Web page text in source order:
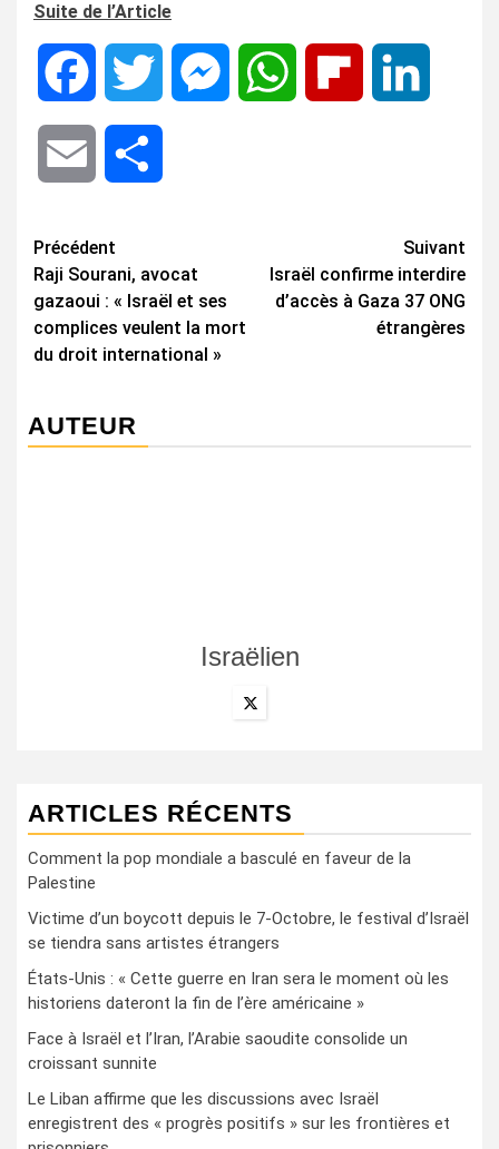
Suite de l’Article
Facebook Twitter MessengerWhatsApp Flipboard
Email
Navigation
d’article
Précédent
Raji Sourani, avocat
gazaoui : « Israël et ses
complices veulent la mort
du droit international »
Suivant
Israël confirme interdire
d’accès à Gaza 37 ONG
étrangères
AUTEUR
Israëlien
ARTICLES RÉCENTS
Comment la pop mondiale a basculé en faveur de la
Palestine
Victime d’un boycott depuis le 7-Octobre, le festival d’Israël
se tiendra sans artistes étrangers
États-Unis : « Cette guerre en Iran sera le moment où les
historiens dateront la fin de l’ère américaine »
Face à Israël et l’Iran, l’Arabie saoudite consolide un
croissant sunnite
Le Liban affirme que les discussions avec Israël
enregistrent des « progrès positifs » sur les frontières et